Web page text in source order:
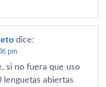
dice:
pm
si no fuera que uso
abiertas